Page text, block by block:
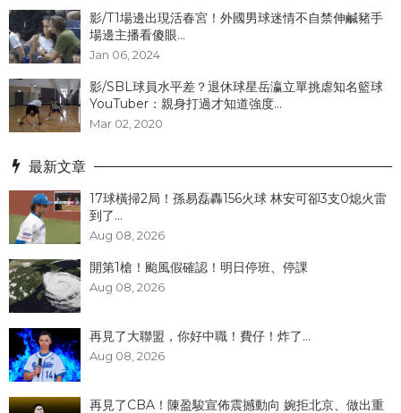
影/T1場邊出現活春宮！外國男球迷情不自禁伸鹹豬手
場邊主播看傻眼...
Jan 06, 2024
影/SBL球員水平差？退休球星岳瀛立單挑虐知名籃球
YouTuber：親身打過才知道強度...
Mar 02, 2020
最新文章
17球橫掃2局！孫易磊轟156火球 林安可卻3支0熄火雷
到了...
Aug 08, 2026
開第1槍！颱風假確認！明日停班、停課
Aug 08, 2026
再見了大聯盟，你好中職！費仔！炸了...
Aug 08, 2026
再見了CBA！陳盈駿宣佈震撼動向 婉拒北京、做出重